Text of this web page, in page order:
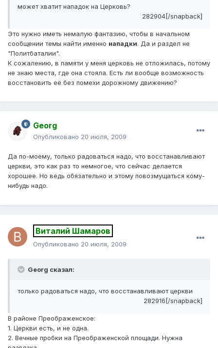
может хватит нападок на Церковь?
282904[/snapback]
Это нужно иметь немалую фантазию, чтобы в начальном
сообщении темы найти именно нападки. Да и раздел не
"Политбаталии".
К сожалению, в памяти у меня церковь не отложилась, потому
не знаю места, где она стояла. Есть ли вообще возможность
восстановить её без помехи дорожному движению?
Georg
Опубликовано 20 июля, 2009
Да по-моему, только радоваться надо, что восстанавливают
церкви, это как раз то немногое, что сейчас делается
хорошее. Но ведь обязательно и этому повозмущаться кому-
нибудь надо.
Виталий Шамаров
Опубликовано 20 июля, 2009
Georg сказал:
только радоваться надо, что восстанавливают церкви
282916[/snapback]
В районе Преображенское:
1. Церкви есть, и не одна.
2. Вечные пробки на Преображенской площади. Нужна